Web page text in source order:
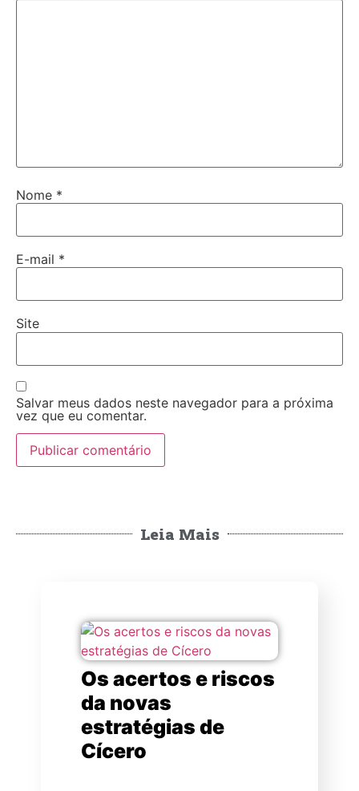
Nome *
E-mail *
Site
Salvar meus dados neste navegador para a próxima
vez que eu comentar.
Leia Mais
Os acertos e riscos
da novas
estratégias de
Cícero